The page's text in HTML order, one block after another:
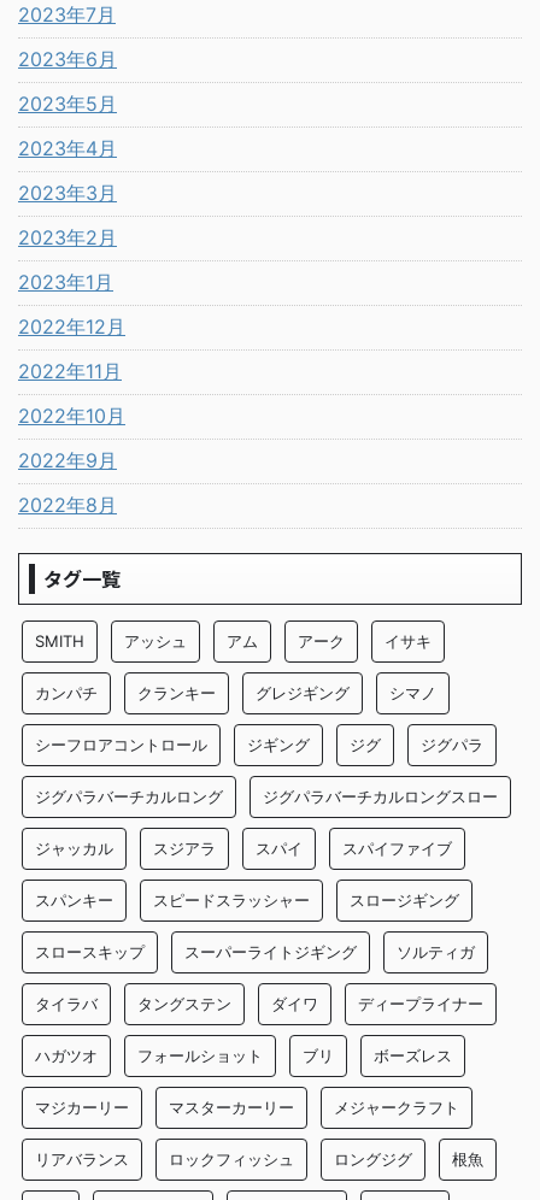
2023年7月
2023年6月
2023年5月
2023年4月
2023年3月
2023年2月
2023年1月
2022年12月
2022年11月
2022年10月
2022年9月
2022年8月
タグ一覧
SMITH アッシュ アム アーク イサキ
カンパチ クランキー グレジギング シマノ
シーフロアコントロール ジギング ジグ ジグパラ
ジグパラバーチカルロング ジグパラバーチカルロングスロー
ジャッカル スジアラ スパイ スパイファイブ
スパンキー スピードスラッシャー スロージギング
スロースキップ スーパーライトジギング ソルティガ
タイラバ タングステン ダイワ ディープライナー
ハガツオ フォールショット ブリ ボーズレス
マジカーリー マスターカーリー メジャークラフト
リアバランス ロックフィッシュ ロングジグ 根魚